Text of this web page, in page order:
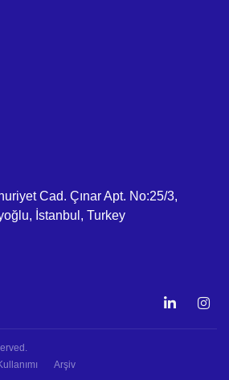
Cad. Çınar Apt. No:25/3,
İstanbul, Turkey
Arşiv